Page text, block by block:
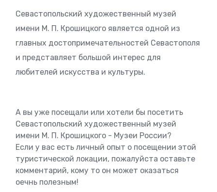
Севастопольский художественный музей
имени М. П. Крошицкого является одной из
главных достопримечательностей Севастополя
и представляет большой интерес для
любителей искусства и культуры.
А вы уже посещали или хотели бы посетить
Севастопольский художественный музей
имени М. П. Крошицкого - Музеи России?
Если у вас есть личный опыт о посещении этой
туристической локации, пожалуйста оставьте
комментарий, кому то он может оказаться
оечнь полезным!